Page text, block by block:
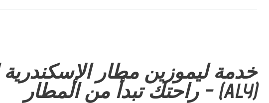
خدمة ليموزين مطار الإسكندرية
(ALY) – راحتك تبدأ من المطار